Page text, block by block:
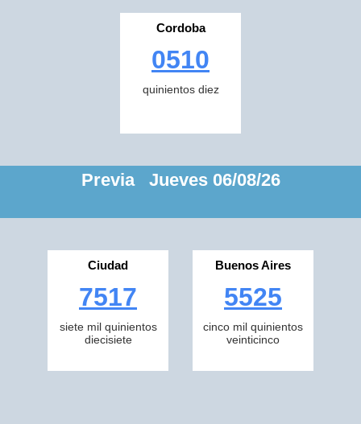
Cordoba
0510
quinientos diez
Previa Jueves 06/08/26
Ciudad
7517
siete mil quinientos
diecisiete
Buenos Aires
5525
cinco mil quinientos
veinticinco